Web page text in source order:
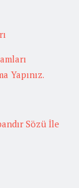
Yapınız.
Sözü İle